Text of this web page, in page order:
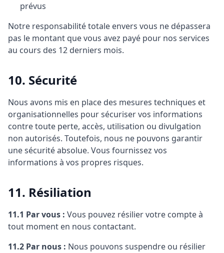
prévus
Notre responsabilité totale envers vous ne dépassera
pas le montant que vous avez payé pour nos services
au cours des 12 derniers mois.
10. Sécurité
Nous avons mis en place des mesures techniques et
organisationnelles pour sécuriser vos informations
contre toute perte, accès, utilisation ou divulgation
non autorisés. Toutefois, nous ne pouvons garantir
une sécurité absolue. Vous fournissez vos
informations à vos propres risques.
11. Résiliation
11.1 Par vous : Vous pouvez résilier votre compte à
tout moment en nous contactant.
11.2 Par nous : Nous pouvons suspendre ou résilier